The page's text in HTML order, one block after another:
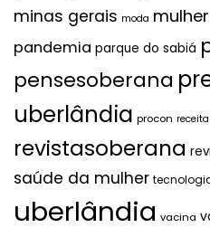
minas gerais moda mulher
pandemia parque do sabiá
pensesoberana
uberlândia procon receita
revistasoberana
saúde da mulher
uberlândia vacina